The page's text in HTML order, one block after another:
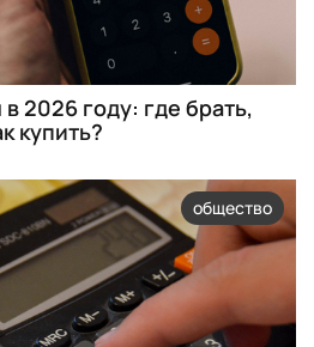
2026 году: где брать,
купить?
общество